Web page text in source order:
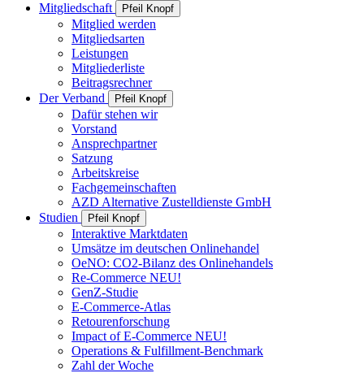
Mitgliedschaft
Pfeil Knopf
Mitglied werden
Mitgliedsarten
Leistungen
Mitgliederliste
Beitragsrechner
Der Verband
Pfeil Knopf
Dafür stehen wir
Vorstand
Ansprechpartner
Satzung
Arbeitskreise
Fachgemeinschaften
AZD Alternative Zustelldienste GmbH
Studien
Pfeil Knopf
Interaktive Marktdaten
Umsätze im deutschen Onlinehandel
OeNO: CO2-Bilanz des Onlinehandels
Re-Commerce NEU!
GenZ-Studie
E-Commerce-Atlas
Retourenforschung
Impact of E-Commerce NEU!
Operations & Fulfillment-Benchmark
Zahl der Woche